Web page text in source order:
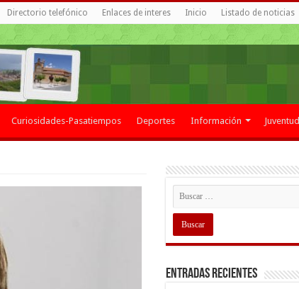
Directorio telefónico Enlaces de interes Inicio Listado de noticias
Curiosidades-Pasatiempos Deportes Información Juventud
Entradas recientes